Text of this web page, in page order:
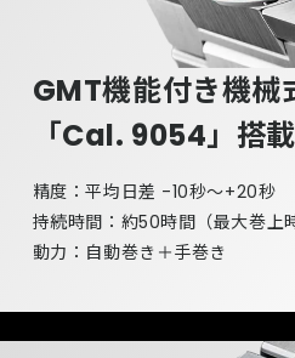
GMT機能付き機械
「Cal. 9054」搭
精度：平均日差 -10秒〜+20秒
持続時間：約50時間（最大巻上時
動力：自動巻き＋手巻き